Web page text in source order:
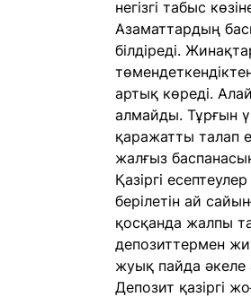
негізгі табыс
Азаматтардың
білдіреді.
артық көреді.
алмайды. Тұрғын
қаражатты талап
жалғыз
Қазіргі
берілетін ай
қосқанда жалпы
депозиттермен
жуық пайда әкеле
Депозит қазіргі